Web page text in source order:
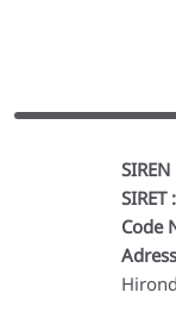
SIREN
SIRET :
Code